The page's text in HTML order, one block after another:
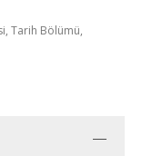
Tarih Bölümü,